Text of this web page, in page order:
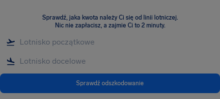
Sprawdź, jaka kwota należy Ci się od linii lotniczej.
Nic nie zapłacisz, a zajmie Ci to 2 minuty.
Sprawdź odszkodowanie